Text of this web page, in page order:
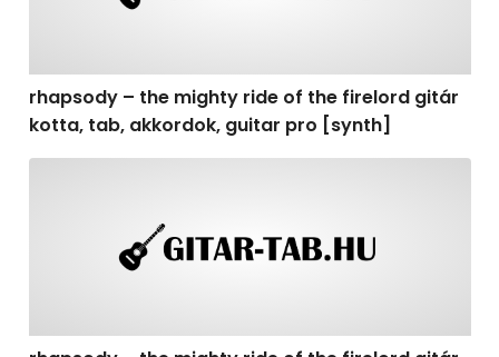
rhapsody – the mighty ride of the firelord gitár
kotta, tab, akkordok, guitar pro [synth]